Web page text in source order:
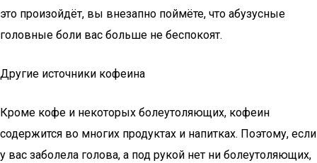
это произойдёт, вы внезапно поймёте, что абузусные
головные боли вас больше не беспокоят.
Другие источники кофеина
Кроме кофе и некоторых болеутоляющих, кофеин
содержится во многих продуктах и напитках. Поэтому, если
у вас заболела голова, а под рукой нет ни болеутоляющих,